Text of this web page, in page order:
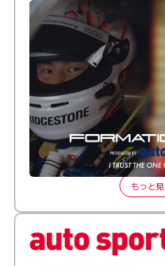
倒す相手を、信じてる
【FORMATION LAP
2026
もっと